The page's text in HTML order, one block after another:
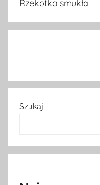
Rzekotka smukła
Szukaj